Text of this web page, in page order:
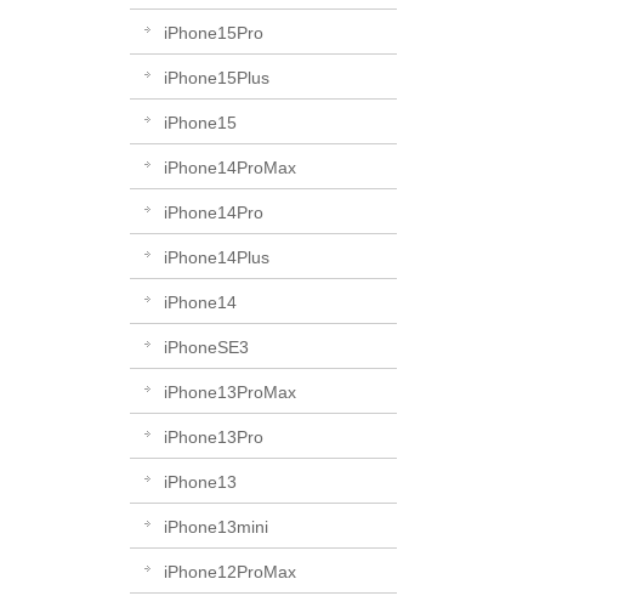
iPhone15Pro
iPhone15Plus
iPhone15
iPhone14ProMax
iPhone14Pro
iPhone14Plus
iPhone14
iPhoneSE3
iPhone13ProMax
iPhone13Pro
iPhone13
iPhone13mini
iPhone12ProMax